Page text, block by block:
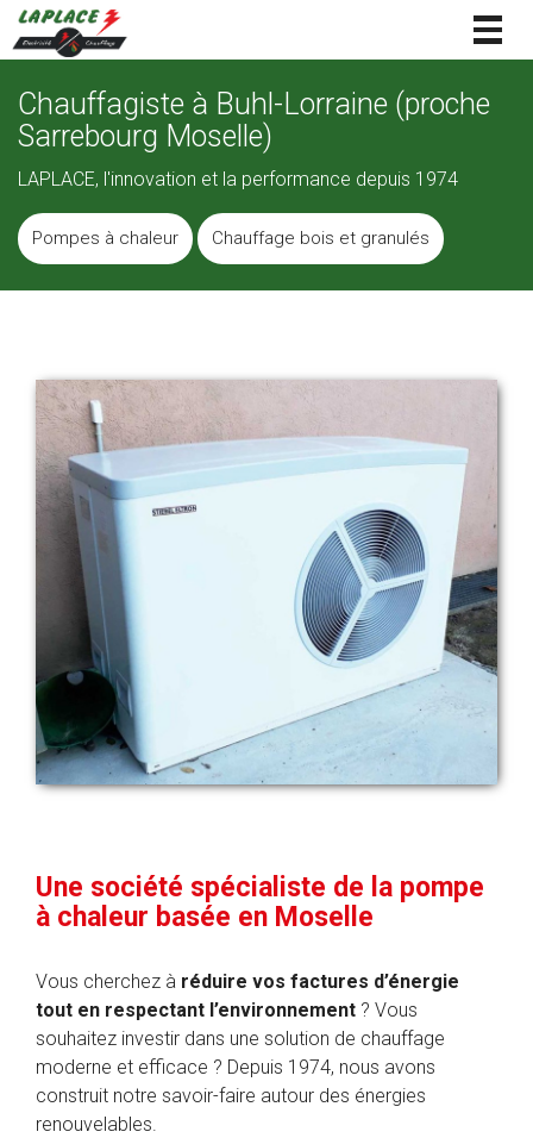
Chauffagiste à Buhl-Lorraine (proche
Sarrebourg Moselle)
LAPLACE, l'innovation et la performance depuis 1974
Pompes à chaleur Chauffage bois et granulés
Une société spécialiste de la pompe
à chaleur basée en Moselle
Vous cherchez à réduire vos factures d’énergie
tout en respectant l’environnement ? Vous
souhaitez investir dans une solution de chauffage
moderne et efficace ? Depuis 1974, nous avons
construit notre savoir-faire autour des énergies
renouvelables.